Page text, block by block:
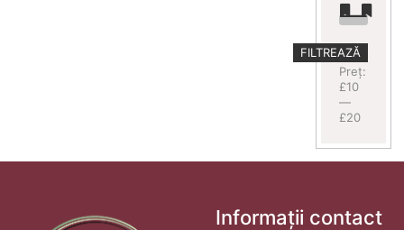
Preț
minim
Preț
maxim
FILTREAZĂ
Preț:
£10
—
£20
Informații contact